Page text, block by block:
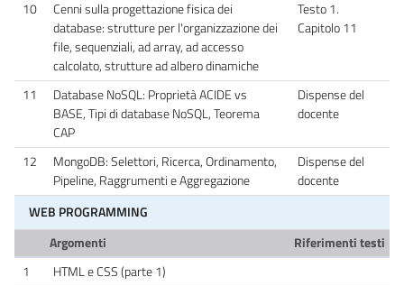
10
Cenni sulla progettazione fisica dei
database: strutture per l'organizzazione dei
file, sequenziali, ad array, ad accesso
calcolato, strutture ad albero dinamiche
Testo 1.
Capitolo 11
11
Database NoSQL: Proprietà ACIDE vs
BASE, Tipi di database NoSQL, Teorema
CAP
Dispense del
docente
12
MongoDB: Selettori, Ricerca, Ordinamento,
Pipeline, Raggrumenti e Aggregazione
Dispense del
docente
WEB PROGRAMMING
Argomenti
Riferimenti testi
1
HTML e CSS (parte 1)